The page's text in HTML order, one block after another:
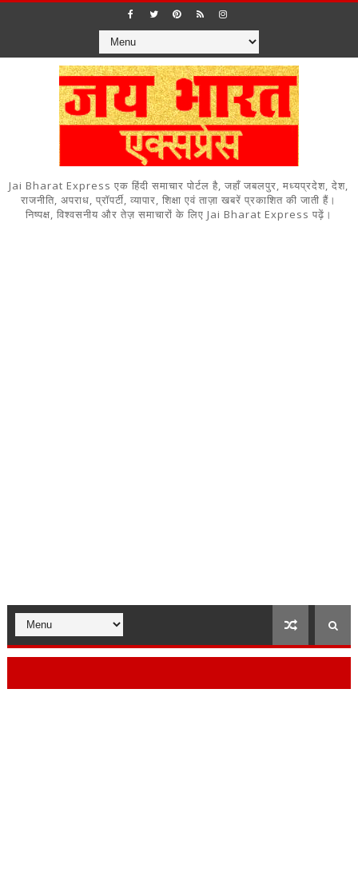
Jai Bharat Express एक हिंदी समाचार पोर्टल है, जहाँ जबलपुर, मध्यप्रदेश, देश,
राजनीति, अपराध, प्रॉपर्टी, व्यापार, शिक्षा एवं ताज़ा खबरें प्रकाशित की जाती हैं।
निष्पक्ष, विश्वसनीय और तेज़ समाचारों के लिए Jai Bharat Express पढ़ें।